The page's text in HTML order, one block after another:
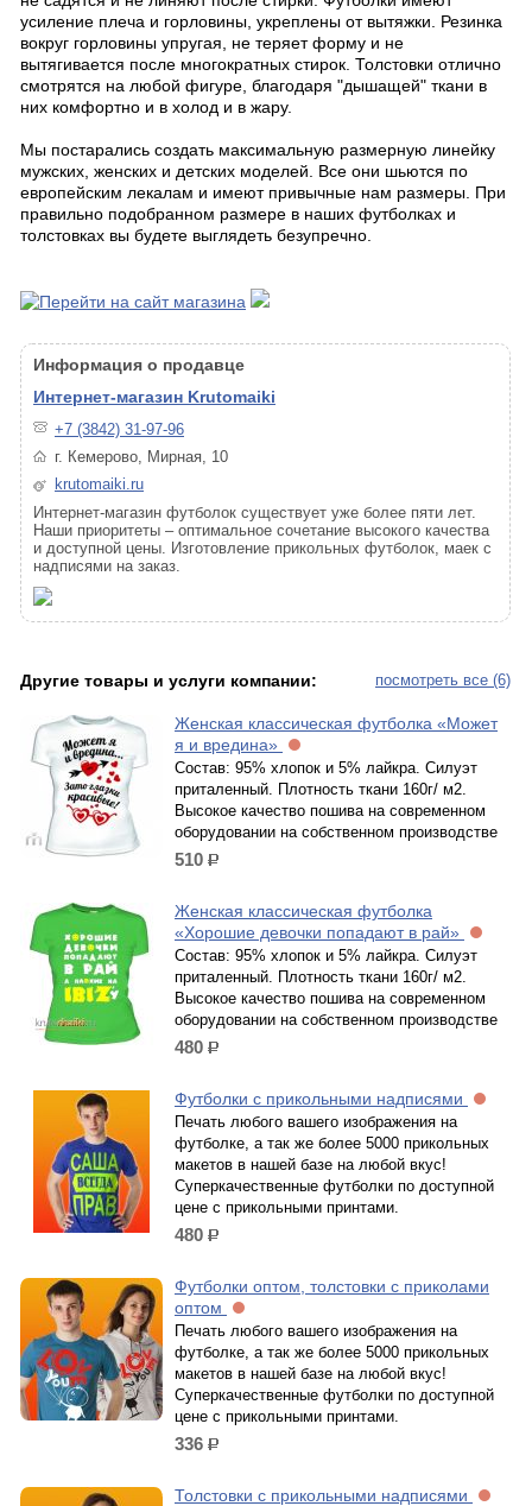
усиление плеча и горловины, укреплены от вытяжки. Резинка
вокруг горловины упругая, не теряет форму и не
вытягивается после многократных стирок. Толстовки отлично
смотрятся на любой фигуре, благодаря "дышащей" ткани в
них комфортно и в холод и в жару.
Мы постарались создать максимальную размерную линейку
мужских, женских и детских моделей. Все они шьются по
европейским лекалам и имеют привычные нам размеры. При
правильно подобранном размере в наших футболках и
толстовках вы будете выглядеть безупречно.
Информация о продавце
Интернет-магазин Krutomaiki
+7 (3842) 31-97-96
г. Кемерово, Мирная, 10
krutomaiki.ru
Интернет-магазин футболок существует уже более пяти лет.
Наши приоритеты – оптимальное сочетание высокого качества
и доступной цены. Изготовление прикольных футболок, маек с
надписями на заказ.
посмотреть все (6)
Другие товары и услуги компании:
Женская классическая футболка «Может
я и вредина»
Состав: 95% хлопок и 5% лайкра. Силуэт
приталенный. Плотность ткани 160г/ м2.
Высокое качество пошива на современном
оборудовании на собственном производстве
510 р.
Женская классическая футболка
«Хорошие девочки попадают в рай»
Состав: 95% хлопок и 5% лайкра. Силуэт
приталенный. Плотность ткани 160г/ м2.
Высокое качество пошива на современном
оборудовании на собственном производстве
480 р.
Футболки с прикольными надписями
Печать любого вашего изображения на
футболке, а так же более 5000 прикольных
макетов в нашей базе на любой вкус!
Суперкачественные футболки по доступной
цене с прикольными принтами.
480 р.
Футболки оптом, толстовки с приколами
оптом
Печать любого вашего изображения на
футболке, а так же более 5000 прикольных
макетов в нашей базе на любой вкус!
Суперкачественные футболки по доступной
цене с прикольными принтами.
336 р.
Толстовки с прикольными надписями